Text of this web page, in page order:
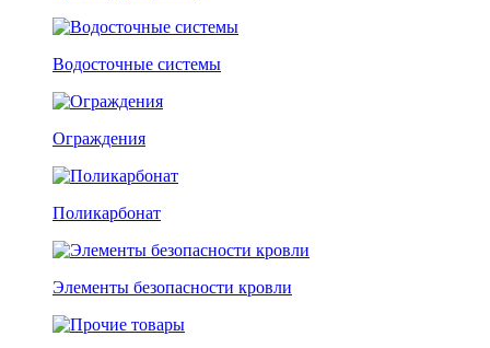
Водосточные системы
Ограждения
Поликарбонат
Элементы безопасности кровли